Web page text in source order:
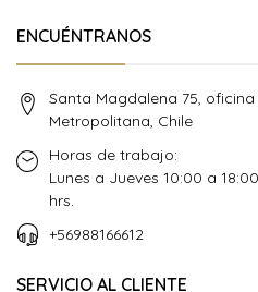
ENCUÉNTRANOS
Santa Magdalena 75, oficina
Metropolitana, Chile
Horas de trabajo:
Lunes a Jueves 10:00 a
hrs.
+56988166612
SERVICIO AL CLIENTE